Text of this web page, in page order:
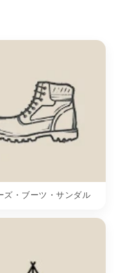
ズ・ブーツ・サンダル